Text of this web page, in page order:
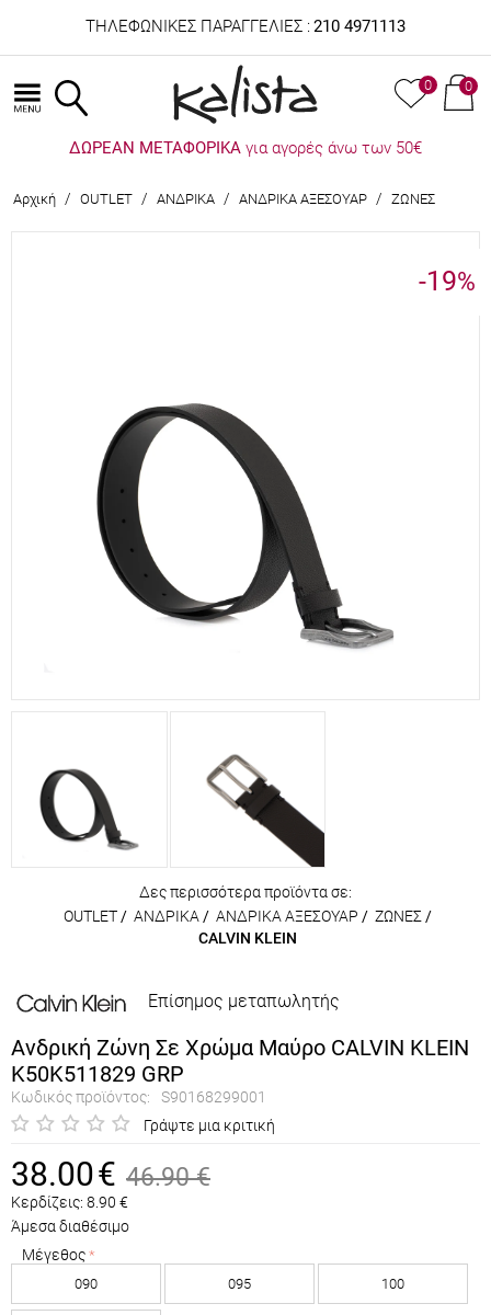
ΤΗΛΕΦΩΝΙΚΕΣ ΠΑΡΑΓΓΕΛΙΕΣ : 210 4971113
0 0
ΔΩΡΕΑΝ ΜΕΤΑΦΟΡΙΚΑ για αγορές άνω των 50€
Αρχική / OUTLET / ΑΝΔΡΙΚΑ / ΑΝΔΡΙΚΑ ΑΞΕΣΟΥΑΡ / ΖΩΝΕΣ
-19%
Δες περισσότερα προϊόντα σε:
OUTLET/ ΑΝΔΡΙΚΑ / ΑΝΔΡΙΚΑ ΑΞΕΣΟΥΑΡ / ΖΩΝΕΣ /
CALVIN KLEIN
Επίσημος μεταπωλητής
Ανδρική Ζώνη Σε Χρώμα Μαύρο CALVIN KLEIN
K50K511829 GRP
Κωδικός προϊόντος:
S90168299001
Γράψτε μια κριτική
38.00€ 46.90 €
Κερδίζεις: 8.90 €
Άμεσα διαθέσιμο
Μέγεθος
090 095 100